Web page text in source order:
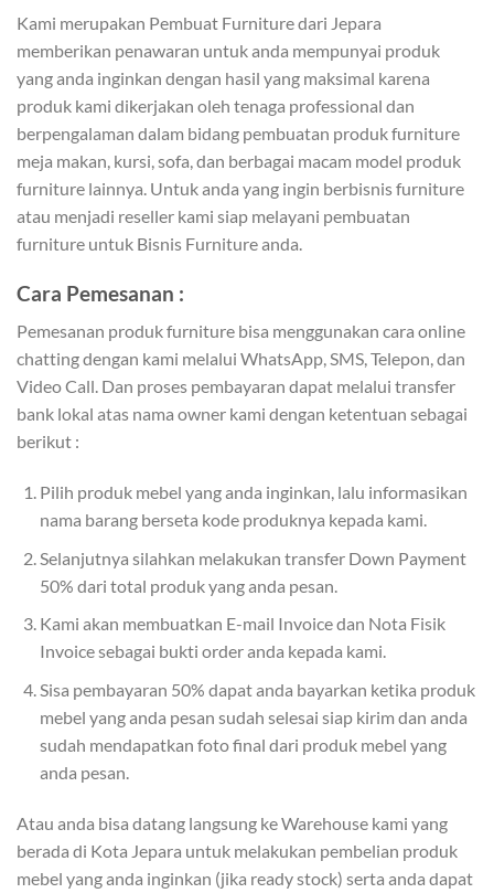
Kami merupakan Pembuat Furniture dari Jepara
memberikan penawaran untuk anda mempunyai produk
yang anda inginkan dengan hasil yang maksimal karena
produk kami dikerjakan oleh tenaga professional dan
berpengalaman dalam bidang pembuatan produk furniture
meja makan, kursi, sofa, dan berbagai macam model produk
furniture lainnya. Untuk anda yang ingin berbisnis furniture
atau menjadi reseller kami siap melayani pembuatan
furniture untuk Bisnis Furniture anda.
Cara Pemesanan :
Pemesanan produk furniture bisa menggunakan cara online
chatting dengan kami melalui WhatsApp, SMS, Telepon, dan
Video Call. Dan proses pembayaran dapat melalui transfer
bank lokal atas nama owner kami dengan ketentuan sebagai
berikut :
Pilih produk mebel yang anda inginkan, lalu informasikan
nama barang berseta kode produknya kepada kami.
Selanjutnya silahkan melakukan transfer Down Payment
50% dari total produk yang anda pesan.
Kami akan membuatkan E-mail Invoice dan Nota Fisik
Invoice sebagai bukti order anda kepada kami.
Sisa pembayaran 50% dapat anda bayarkan ketika produk
mebel yang anda pesan sudah selesai siap kirim dan anda
sudah mendapatkan foto final dari produk mebel yang
anda pesan.
Atau anda bisa datang langsung ke Warehouse kami yang
berada di Kota Jepara untuk melakukan pembelian produk
mebel yang anda inginkan (jika ready stock) serta anda dapat